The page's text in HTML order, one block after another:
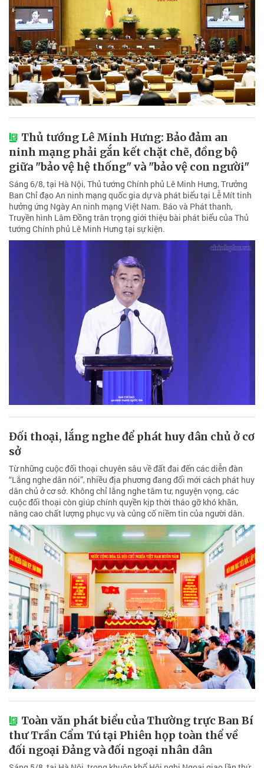
Thủ tướng Lê Minh Hưng: Bảo đảm an
ninh mạng phải gắn kết chặt chẽ, đồng bộ
giữa "bảo vệ hệ thống" và "bảo vệ con người"
Sáng 6/8, tại Hà Nội, Thủ tướng Chính phủ Lê Minh Hưng, Trưởng
Ban Chỉ đạo An ninh mạng quốc gia dự và phát biểu tại Lễ Mít tinh
hưởng ứng Ngày An ninh mạng Việt Nam. Báo và Phát thanh,
Truyền hình Lâm Đồng trân trọng giới thiệu bài phát biểu của Thủ
tướng Chính phủ Lê Minh Hưng tại sự kiện.
Đối thoại, lắng nghe để phát huy dân chủ ở cơ
sở
Từ những cuộc đối thoại chuyên sâu về đất đai đến các diễn đàn
“Lắng nghe dân nói”, nhiều địa phương đang đổi mới cách phát huy
dân chủ ở cơ sở. Không chỉ lắng nghe tâm tư, nguyện vọng, các
cuộc đối thoại còn giúp chính quyền kịp thời tháo gỡ khó khăn,
nâng cao chất lượng phục vụ và củng cố niềm tin của người dân.
Toàn văn phát biểu của Thường trực Ban Bí
thư Trần Cẩm Tú tại Phiên họp toàn thể về
đối ngoại Đảng và đối ngoại nhân dân